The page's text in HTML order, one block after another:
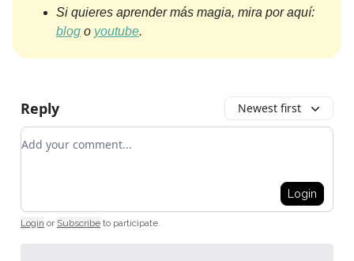
Si quieres aprender más magia, mira por aquí:
blog o youtube.
Reply Newest first
Add your comment
Login
Login or Subscribe to participate.